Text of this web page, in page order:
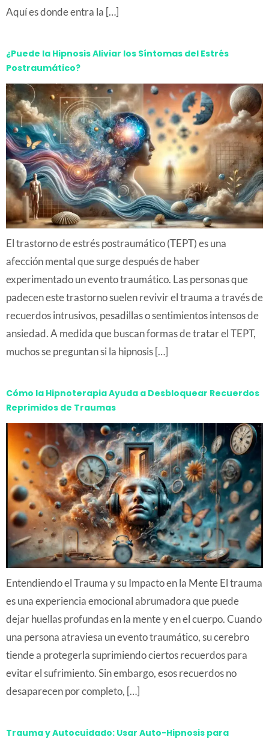
Aquí es donde entra la […]
¿Puede la Hipnosis Aliviar los Síntomas del Estrés
Postraumático?
El trastorno de estrés postraumático (TEPT) es una
afección mental que surge después de haber
experimentado un evento traumático. Las personas que
padecen este trastorno suelen revivir el trauma a través de
recuerdos intrusivos, pesadillas o sentimientos intensos de
ansiedad. A medida que buscan formas de tratar el TEPT,
muchos se preguntan si la hipnosis […]
Cómo la Hipnoterapia Ayuda a Desbloquear Recuerdos
Reprimidos de Traumas
Entendiendo el Trauma y su Impacto en la Mente El trauma
es una experiencia emocional abrumadora que puede
dejar huellas profundas en la mente y en el cuerpo. Cuando
una persona atraviesa un evento traumático, su cerebro
tiende a protegerla suprimiendo ciertos recuerdos para
evitar el sufrimiento. Sin embargo, esos recuerdos no
desaparecen por completo, […]
Trauma y Autocuidado: Usar Auto-Hipnosis para